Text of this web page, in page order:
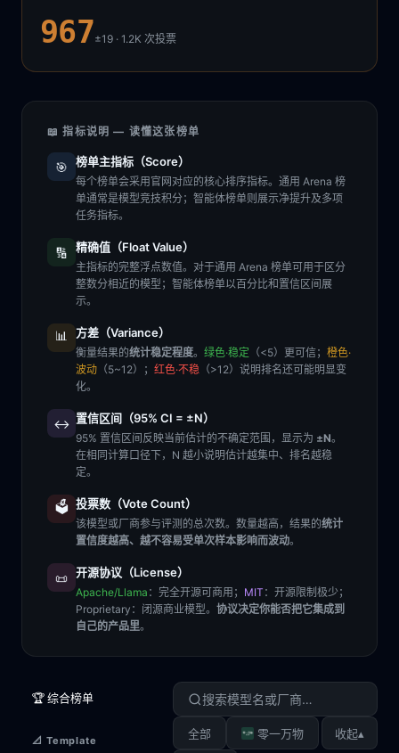
967±19 · 1.2K 次投票
📖 指标说明 — 读懂这张榜单
🎯 榜单主指标（Score）
每个榜单会采用官网对应的核心排序指标。通用 Arena 榜
单通常是模型竞技积分；智能体榜单则展示净提升及多项
任务指标。
🔢 精确值（Float Value）
主指标的完整浮点数值。对于通用 Arena 榜单可用于区分
整数分相近的模型；智能体榜单以百分比和置信区间展
示。
📊 方差（Variance）
衡量结果的统计稳定程度。 绿色·稳定 （<5）更可信； 橙色·
波动 （5~12）； 红色·不稳 （>12）说明排名还可能明显变
化。
↔️ 置信区间（95% CI = ±N）
95% 置信区间反映当前估计的不确定范围，显示为 ±N。
在相同计算口径下，N 越小说明估计越集中、排名越稳
定。
🗳️ 投票数（Vote Count）
该模型或厂商参与评测的总次数。数量越高，结果的统计
置信度越高、越不容易受单次样本影响而波动。
📜 开源协议（License）
Apache/Llama ：完全开源可商用； MIT ：开源限制极少；
Proprietary ：闭源商业模型。 协议决定你能否把它集成到
自己的产品里。
🏆 综合榜单
📐 Template 全部 零一万物 收起▴